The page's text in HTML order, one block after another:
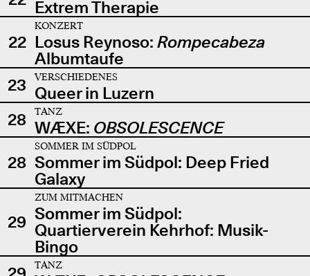
Extrem Therapie
22
KONZERT
Losus Reynoso: Rompecabeza
Albumtaufe
23
VERSCHIEDENES
Queer in Luzern
28
TANZ
WÆXE: OBSOLESCENCE
28
SOMMER IM SÜDPOL
Sommer im Südpol: Deep Fried
Galaxy
29
ZUM MITMACHEN
Sommer im Südpol:
Quartierverein Kehrhof: Musik-
Bingo
TANZ